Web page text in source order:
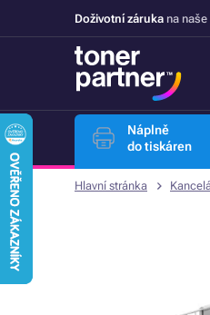
Doživotní záruka na
Náplně
do tiskáren
Hlavní stránka